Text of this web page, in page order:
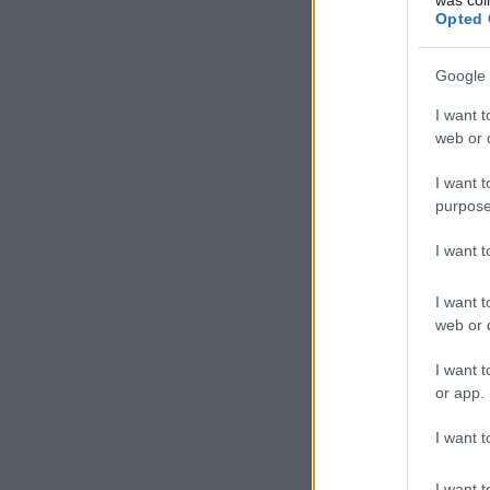
Opted
Google
I want
web or
I want
I want
I want
web or
I want
or app.
I want